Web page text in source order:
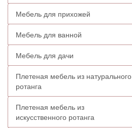
Мебель для прихожей
Мебель для ванной
Мебель для дачи
Плетеная мебель из натурального
ротанга
Плетеная мебель из
искусственного ротанга